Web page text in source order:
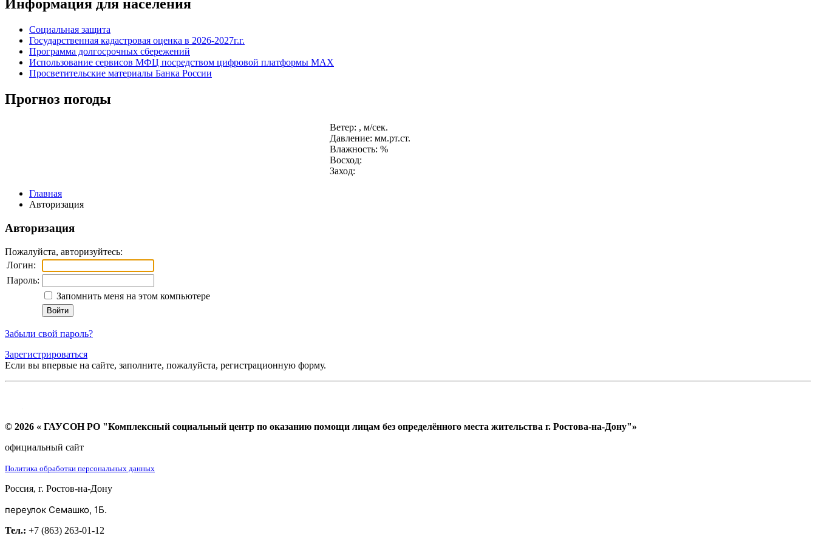
Информация для населения
Социальная защита
Государственная кадастровая оценка в 2026-2027г.г.
Программа долгосрочных сбережений
Использование сервисов МФЦ посредством цифровой платформы MAX
Просветительские материалы Банка России
Прогноз погоды
Ветер: , м/сек.
Давление: мм.рт.ст.
Влажность: %
Восход:
Заход:
Главная
Авторизация
Авторизация
Пожалуйста, авторизуйтесь:
Логин:
Пароль:
Запомнить меня на этом компьютере
Забыли свой пароль?
Зарегистрироваться
Если вы впервые на сайте, заполните, пожалуйста, регистрационную форму.
© 2026 « ГАУСОН РО "Комплексный социальный центр по оказанию помощи лицам без определённого места жительства г. Ростова-на-Дону"»
официальный сайт
Политика обработки персональных данных
Россия, г. Ростов-на-Дону
переулок Семашко, 1Б.
Тел.: +7 (863) 263-01-12